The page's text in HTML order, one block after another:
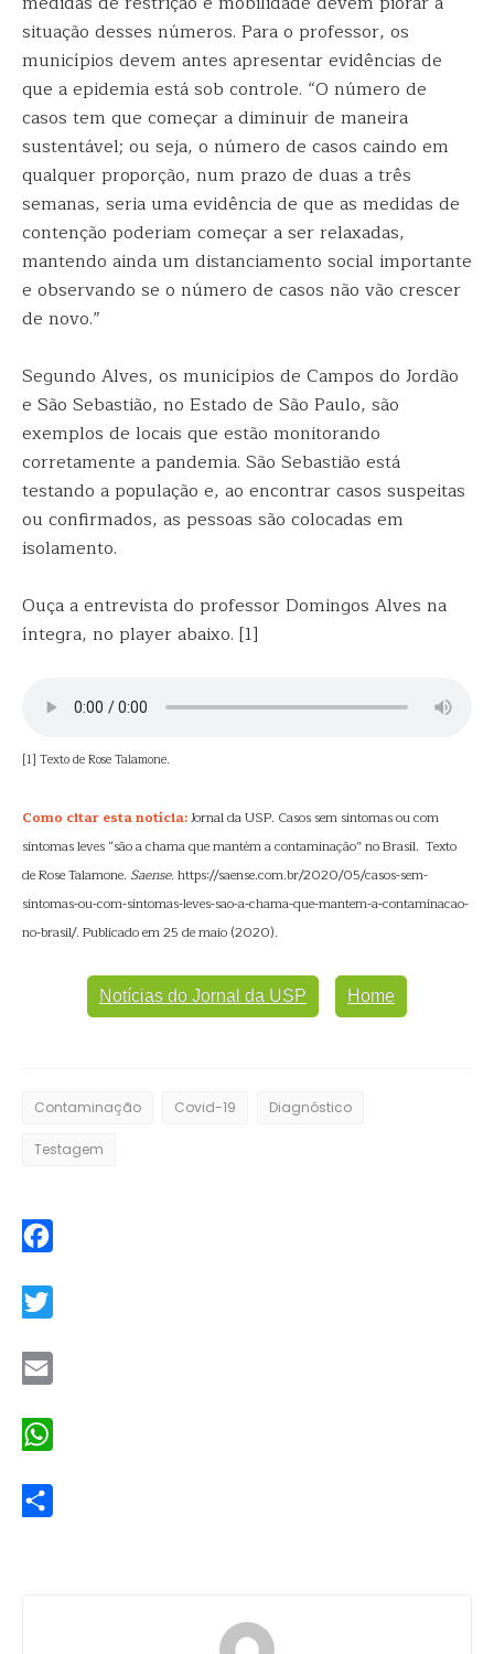
situação desses números. Para o professor, os
municípios devem antes apresentar evidências de
que a epidemia está sob controle. “O número de
casos tem que começar a diminuir de maneira
sustentável; ou seja, o número de casos caindo em
qualquer proporção, num prazo de duas a três
semanas, seria uma evidência de que as medidas de
contenção poderiam começar a ser relaxadas,
mantendo ainda um distanciamento social importante
e observando se o número de casos não vão crescer
de novo.”
Segundo Alves, os municípios de Campos do Jordão
e São Sebastião, no Estado de São Paulo, são
exemplos de locais que estão monitorando
corretamente a pandemia. São Sebastião está
testando a população e, ao encontrar casos suspeitas
ou confirmados, as pessoas são colocadas em
isolamento.
Ouça a entrevista do professor Domingos Alves na
íntegra, no player abaixo. [1]
[1] Texto de Rose Talamone.
Como citar esta notícia:Jornal da USP. Casos sem sintomas ou com
sintomas leves “são a chama que mantém a contaminação” no Brasil. Texto
de Rose Talamone. Saense. https://saense.com.br/2020/05/casos-sem-
sintomas-ou-com-sintomas-leves-sao-a-chama-que-mantem-a-contaminacao-
no-brasil/. Publicado em 25 de maio (2020).
Notícias do Jornal da USP Home
Contaminação Covid-19 Diagnóstico
Testagem